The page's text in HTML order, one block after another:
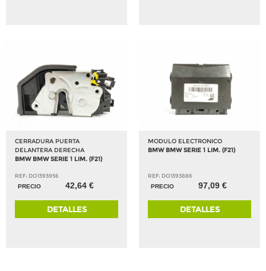
CERRADURA PUERTA
DELANTERA DERECHA
BMW BMW SERIE 1 LIM. (F21)
REF: DO1393956
PRECIO
42,64 €
DETALLES
MODULO ELECTRONICO
BMW BMW SERIE 1 LIM. (F21)
REF: DO1393886
PRECIO
97,09 €
DETALLES